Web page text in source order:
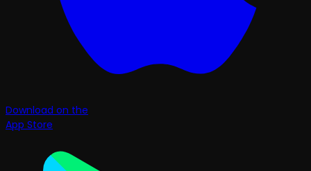
Download on the
App Store